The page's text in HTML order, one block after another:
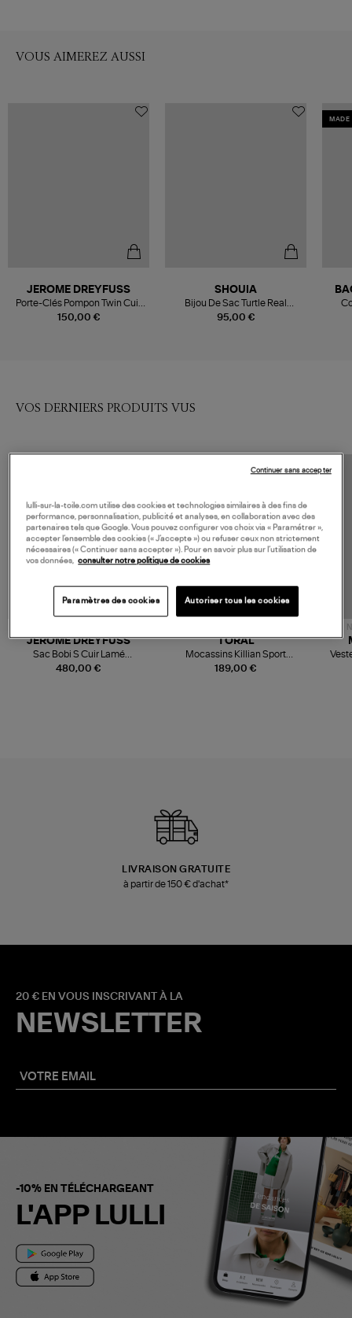
VOUS AIMEREZ AUSSI
150,00 €
JEROME DREYFUSS
Porte-Clés Pompon Twin Cuir
Lamé Champagne
95,00 €
SHOUIA
Bijou De Sac Turtle Real
Leather Black
MADE
VOS DERNIERS PRODUITS VUS
480,00 €
JEROME DREYFUSS
Sac Bobi S Cuir Lamé
Champagne
189,00 €
TORAL
Mocassins Killian Sport
Mousse
LIVRAISON GRATUITE
à partir de 150 € d'achat*
20 € EN VOUS INSCRIVANT À LA
NEWSLETTER
-10% EN TÉLÉCHARGEANT
L'APP LULLI
lulli-sur-la-toile.com utilise des cookies et technologies similaires à des fins de
performance, personnalisation, publicité et analyses, en collaboration avec des
partenaires tels que Google. Vous pouvez configurer vos choix via « Paramétrer »,
accepter l’ensemble des cookies (« J’accepte ») ou refuser ceux non strictement
nécessaires (« Continuer sans accepter »). Pour en savoir plus sur l’utilisation de
vos données,
consulter notre politique de cookies
Paramètres des cookies Autoriser tous les cookies
Continuer sans accepter